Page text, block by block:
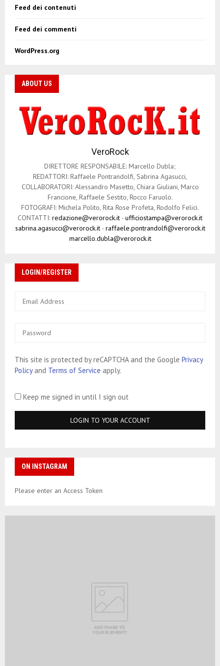
a
z
i
e
o
l
Feed dei contenuti
Feed dei commenti
WordPress.org
ABOUT US
VeroRock
DIRETTORE RESPONSABILE: Marcello Dubla;
REDATTORI: Raffaele Pontrandolfi, Sabrina Agasucci,
COLLABORATORI: Alessandro Masetto, Chiara Giuliani, Marco
Francione, Raffaele Sestito, Rocco Faruolo.
FOTOGRAFI: Michela Polito, Rita Rose Profeta, Rodolfo Felici.
CONTATTI: redazione@verorock.it - ufficiostampa@verorock.it
sabrina.agasucci@verorock.it- raffaele.pontrandolfi@verorock.it
marcello.dubla@verorock.it
LOGIN/REGISTER
This site is protected by reCAPTCHA and the Google Privacy
Policyand Terms of Service apply.
Keep me signed in until I sign out
ON INSTAGRAM
Please enter an Access Token